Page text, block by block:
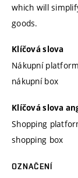
which will
goods.
Klíčová slova
Nákupní
nákupní box
Klíčová slova
Shopping
shopping box
OZNAČENÍ